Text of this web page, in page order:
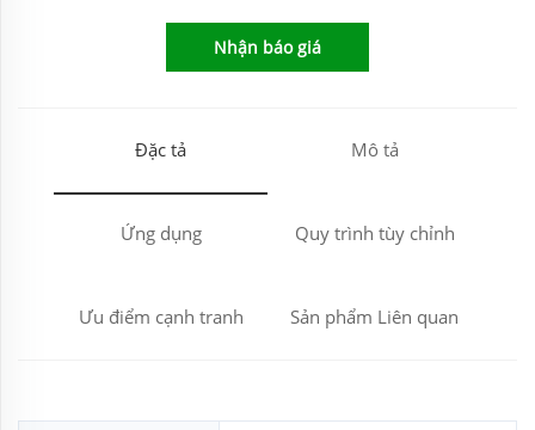
Nhận báo giá
Đặc tả Mô tả
Ứng dụng Quy trình tùy chỉnh
Ưu điểm cạnh tranh Sản phẩm Liên quan